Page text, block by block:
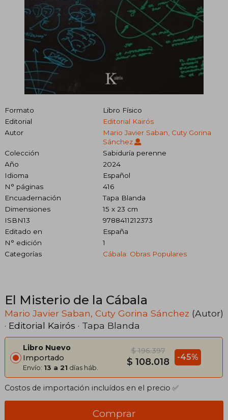
Formato
Libro Físico
Editorial
Editorial Kairós
Autor
Mario Javier Saban, Cuty Gorina
Sánchez
Colección
Sabiduría perenne
Año
2024
Idioma
Español
N° páginas
416
Encuadernación
Tapa Blanda
Dimensiones
15 x 23 cm
ISBN13
9788411212373
Editado en
España
N° edición
1
Categorías
Cábala: Obras Populares
El Misterio de la Cábala
Mario Javier Saban, Cuty Gorina Sánchez (Autor)
· Editorial Kairós · Tapa Blanda
Libro Nuevo
Importado
Envío: 13 a 21 días háb.
$ 196.397
$ 108.018 -45%
Costos de importación incluídos en el precio ✅
Comprar